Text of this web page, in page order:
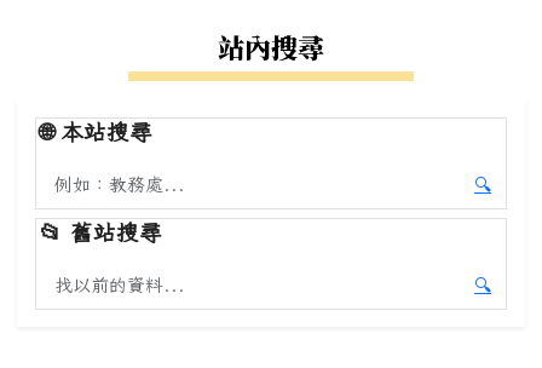
站內搜尋
🌐本站搜尋
搜尋本站內容
🔍
開始本
📂 舊站搜尋
搜尋舊站內容
🔍
開始舊